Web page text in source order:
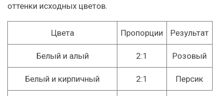
оттенки исходных цветов.
Цвета Пропорции Результат
Белый и алый 2:1 Розовый
Белый и кирпичный 2:1 Персик